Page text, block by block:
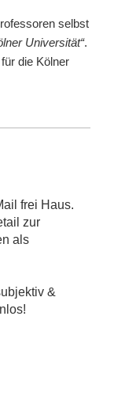
selbst
Universität“.
die Kölner
frei Haus.
zur
als
&